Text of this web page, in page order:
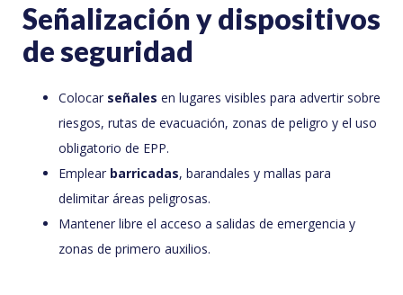
Señalización y dispositivos
de seguridad
Colocar señales en lugares visibles para advertir sobre
riesgos, rutas de evacuación, zonas de peligro y el uso
obligatorio de EPP.
Emplear barricadas, barandales y mallas para
delimitar áreas peligrosas.
Mantener libre el acceso a salidas de emergencia y
zonas de primero auxilios.